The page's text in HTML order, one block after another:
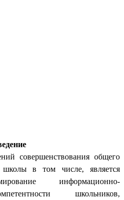
совершенствования общего
школы в том числе, является
информационно-
школьников,